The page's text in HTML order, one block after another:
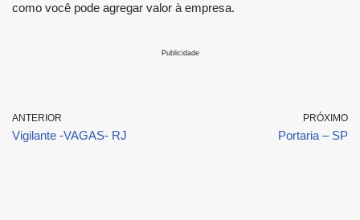
como você pode agregar valor à empresa.
Publicidade
ANTERIOR
Vigilante -VAGAS- RJ
PRÓXIMO
Portaria – SP